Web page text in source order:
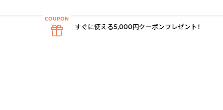
すぐに使える5,000円クーポンプレゼント！